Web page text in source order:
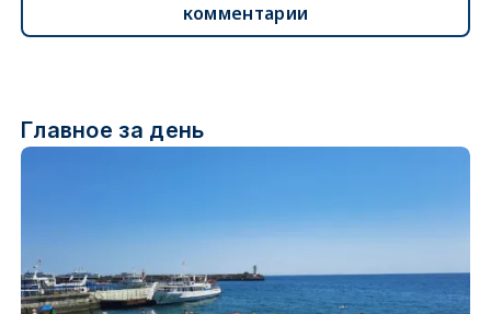
комментарии
Главное за день